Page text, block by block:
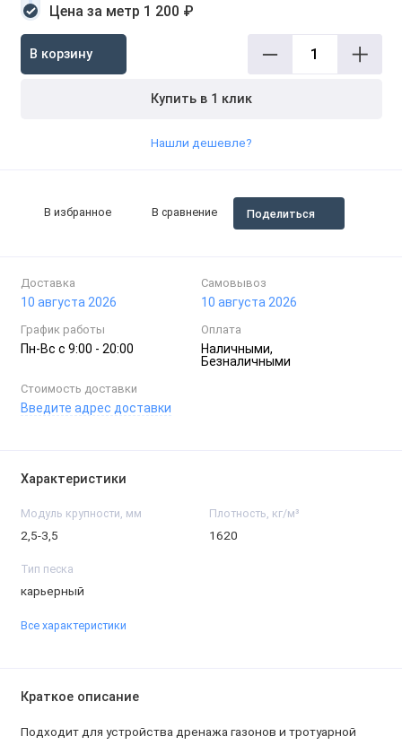
Цена за метр 1 200 ₽
В корзину
Купить в 1 клик
Нашли дешевле?
Доставка
10 августа 2026
Самовывоз
10 августа 2026
График работы
Пн-Вc с 9:00 - 20:00
Оплата
Наличными,
Безналичными
Стоимость доставки
Введите адрес доставки
В избранное В сравнение Поделиться
Характеристики
Модуль крупности, мм
2,5-3,5
Плотность, кг/м³
1620
Тип песка
карьерный
Все характеристики
Краткое описание
Подходит для устройства дренажа газонов и тротуарной